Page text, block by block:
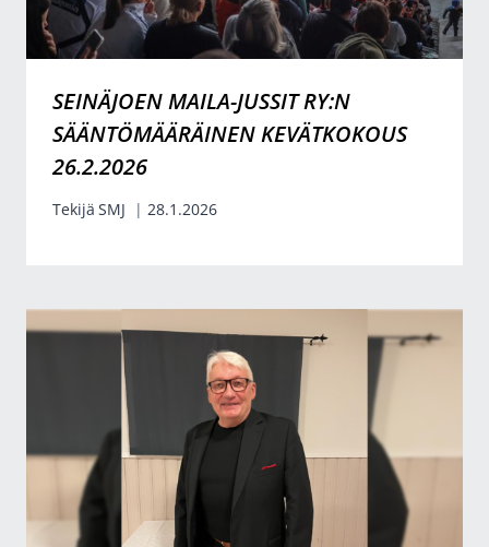
SEINÄJOEN MAILA-JUSSIT RY:N
SÄÄNTÖMÄÄRÄINEN KEVÄTKOKOUS
26.2.2026
Tekijä SMJ 28.1.2026